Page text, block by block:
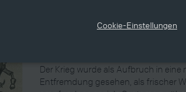
Besonders intellektuelle Kreise,
usw. versprachen sich vom Krieg
hatte. Sie betrachteten den
Flucht aus einer geächteten und
Der Krieg wurde als Aufbruch in
Entfremdung gesehen, als frischer
Cookie-Einstellungen